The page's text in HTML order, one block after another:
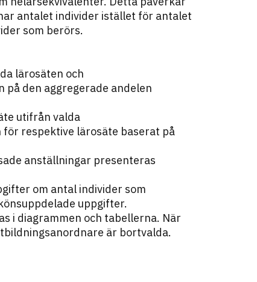
antalet individer istället för antalet
som berörs.
lärosäten och
den aggregerade andelen
utifrån valda
respektive lärosäte baserat på
anställningar presenteras
om antal individer som
uppgifter.
i diagrammen och tabellerna. När
är bortvalda.